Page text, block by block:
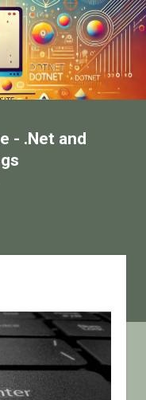
- .Net and
email-form